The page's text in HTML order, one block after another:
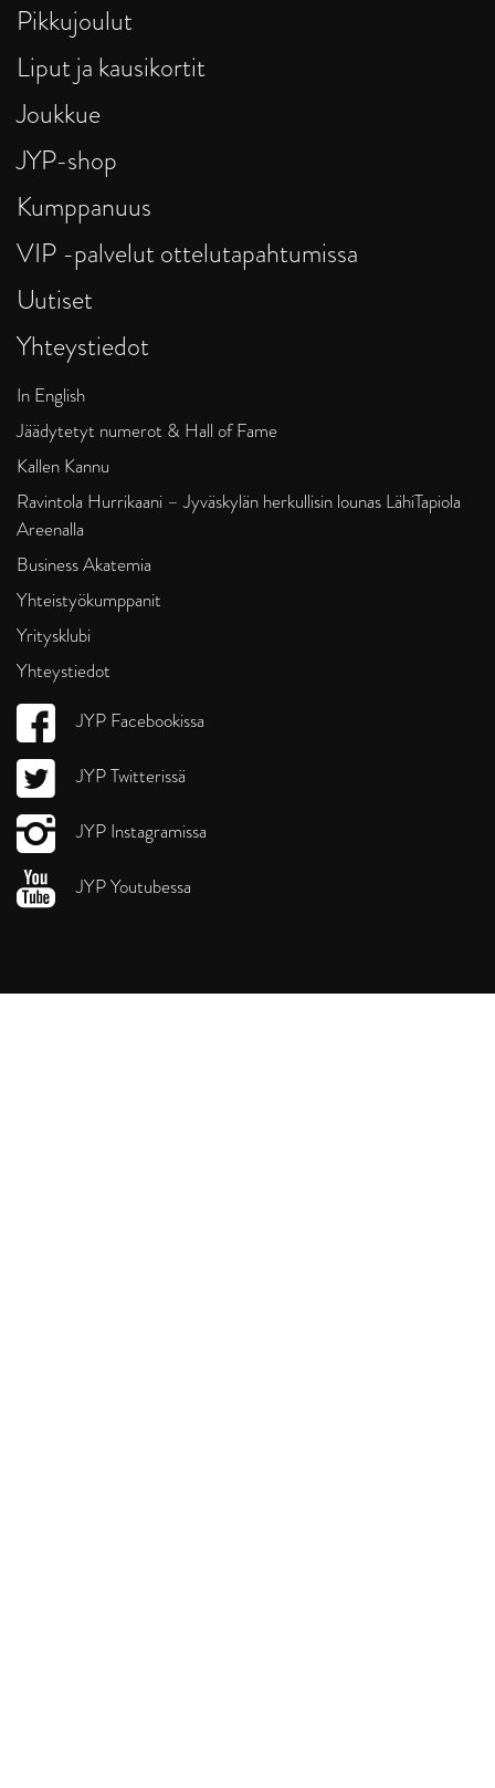
Pikkujoulut
Liput ja kausikortit
Joukkue
JYP-shop
Kumppanuus
VIP -palvelut ottelutapahtumissa
Uutiset
Yhteystiedot
In English
Jäädytetyt numerot & Hall of Fame
Kallen Kannu
Ravintola Hurrikaani – Jyväskylän herkullisin lounas LähiTapiola
Areenalla
Business Akatemia
Yhteistyökumppanit
Yritysklubi
Yhteystiedot
JYP Facebookissa
JYP Twitterissä
JYP Instagramissa
JYP Youtubessa